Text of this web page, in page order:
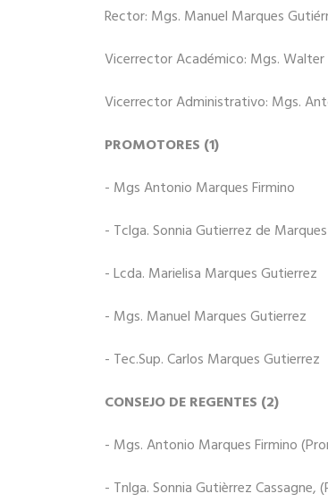
Rector: Mgs. Manuel Marques
Vicerrector Académico: Mgs.
Vicerrector Administrativo: Mgs.
PROMOTORES (1)
- Mgs Antonio Marques Firmino
- Tclga. Sonnia Gutierrez de Marques
- Lcda. Marielisa Marques Gutierrez
- Mgs. Manuel Marques Gutierrez
- Tec.Sup. Carlos Marques Gutierrez
CONSEJO DE REGENTES (2)
- Mgs. Antonio Marques Firmino
- Tnlga. Sonnia Gutièrrez